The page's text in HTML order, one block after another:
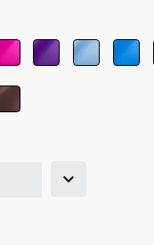
różowy
3333
fioletowy
5161
błękitny
5348
brązowy
8017